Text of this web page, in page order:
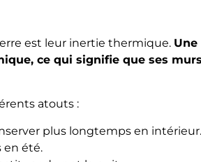
est leur inertie thermique. Une
ce qui signifie que ses
atouts :
plus longtemps en
en été.